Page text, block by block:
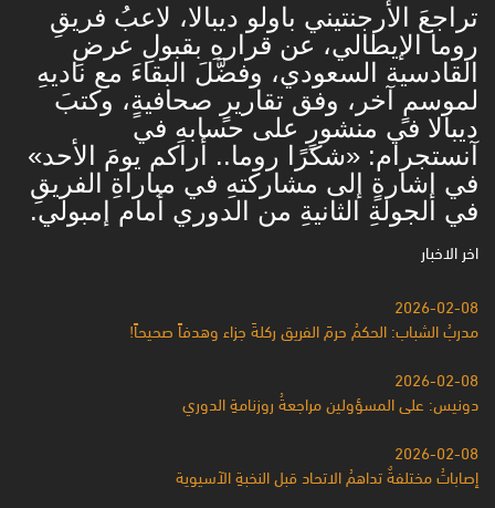
تراجعَ الأرجنتيني باولو ديبالا، لاعبُ فريقِ
روما الإيطالي، عن قرارهِ بقبولِ عرضِ
القادسية السعودي، وفضَّلَ البقاءَ مع ناديهِ
لموسمٍ آخر، وفق تقاريرٍ صحافيةٍ، وكتبَ
ديبالا في منشورٍ على حسابهِ في
آنستجرام: «شكرًا روما.. أراكم يومَ الأحد»
في إشارةٍ إلى مشاركتهِ في مباراةِ الفريقِ
في الجولةِ الثانيةِ من الدوري أمام إمبولي.
اخر الاخبار
2026-02-08
مدربُ الشباب: الحكمُ حرمَ الفريق ركلةَ جزاء وهدفاً صحيحاً!
2026-02-08
دونيس: على المسؤولين مراجعةُ روزنامةِ الدوري
2026-02-08
إصاباتُ مختلفةٌ تداهمُ الاتحاد قبل النخبةِ الآسيوية